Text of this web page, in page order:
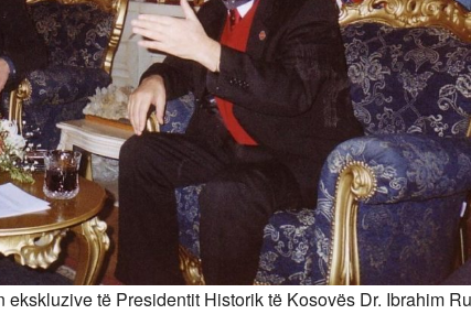
të Presidentit Historik të Kosovës Dr. Ibrahim